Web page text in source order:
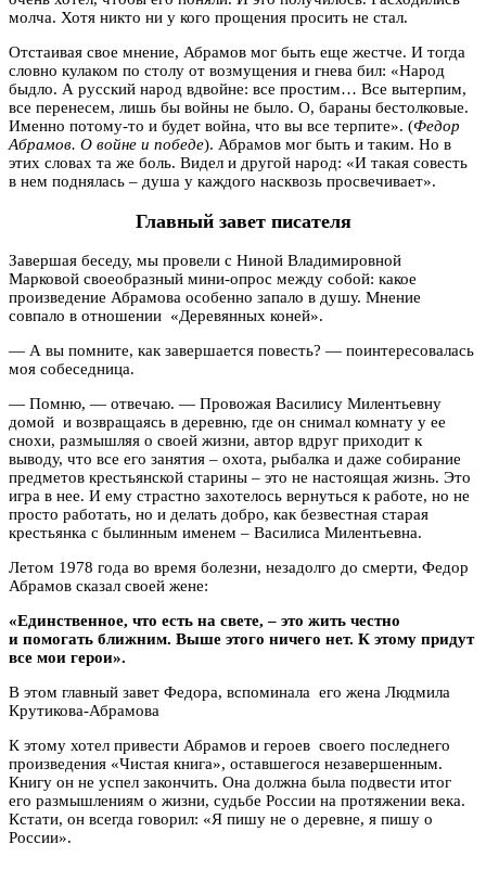
молча. Хотя никто ни у кого прощения просить не стал.
Отстаивая свое мнение, Абрамов мог быть еще жестче. И тогда
словно кулаком по столу от возмущения и гнева бил: «Народ
быдло. А русский народ вдвойне: все простим… Все вытерпим,
все перенесем, лишь бы войны не было. О, бараны бестолковые.
Именно потому-то и будет война, что вы все терпите». (Федор
Абрамов. О войне и победе). Абрамов мог быть и таким. Но в
этих словах та же боль. Видел и другой народ: «И такая совесть
в нем поднялась – душа у каждого насквозь просвечивает».
Главный завет писателя
Завершая беседу, мы провели с Ниной Владимировной
Марковой своеобразный мини-опрос между собой: какое
произведение Абрамова особенно запало в душу. Мнение
совпало в отношении «Деревянных коней».
— А вы помните, как завершается повесть? — поинтересовалась
моя собеседница.
— Помню, — отвечаю. — Провожая Василису Милентьевну
домой и возвращаясь в деревню, где он снимал комнату у ее
снохи, размышляя о своей жизни, автор вдруг приходит к
выводу, что все его занятия – охота, рыбалка и даже собирание
предметов крестьянской старины – это не настоящая жизнь. Это
игра в нее. И ему страстно захотелось вернуться к работе, но не
просто работать, но и делать добро, как безвестная старая
крестьянка с былинным именем – Василиса Милентьевна.
Летом 1978 года во время болезни, незадолго до смерти, Федор
Абрамов сказал своей жене:
«Единственное, что есть на свете, – это жить честно
и помогать ближним. Выше этого ничего нет. К этому придут
все мои герои».
В этом главный завет Федора, вспоминала его жена Людмила
Крутикова-Абрамова
К этому хотел привести Абрамов и героев своего последнего
произведения «Чистая книга», оставшегося незавершенным.
Книгу он не успел закончить. Она должна была подвести итог
его размышлениям о жизни, судьбе России на протяжении века.
Кстати, он всегда говорил: «Я пишу не о деревне, я пишу о
России».